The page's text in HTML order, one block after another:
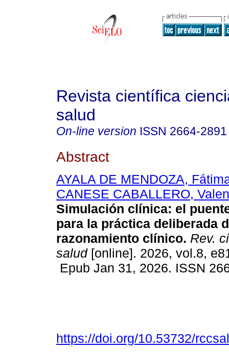
Revista científica
salud
On-line version ISSN 2664-2891
Abstract
AYALA DE MENDOZA,
CANESE CABALLERO,
Simulación clínica: el
para la práctica deliberada
razonamiento clínico. Rev.
salud[online]. 2026, vol.8,
Epub Jan 31, 2026. ISSN
https://doi.org/10.53732/